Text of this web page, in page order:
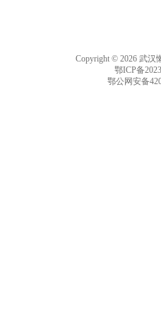
Copyright © 2026 武汉
鄂ICP备
鄂公网安备